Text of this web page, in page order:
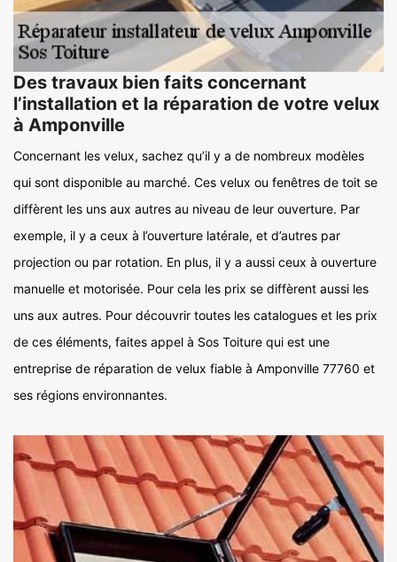
Des travaux bien faits concernant
l’installation et la réparation de votre velux
à Amponville
Concernant les velux, sachez qu’il y a de nombreux modèles
qui sont disponible au marché. Ces velux ou fenêtres de toit se
diffèrent les uns aux autres au niveau de leur ouverture. Par
exemple, il y a ceux à l’ouverture latérale, et d’autres par
projection ou par rotation. En plus, il y a aussi ceux à ouverture
manuelle et motorisée. Pour cela les prix se diffèrent aussi les
uns aux autres. Pour découvrir toutes les catalogues et les prix
de ces éléments, faites appel à Sos Toiture qui est une
entreprise de réparation de velux fiable à Amponville 77760 et
ses régions environnantes.